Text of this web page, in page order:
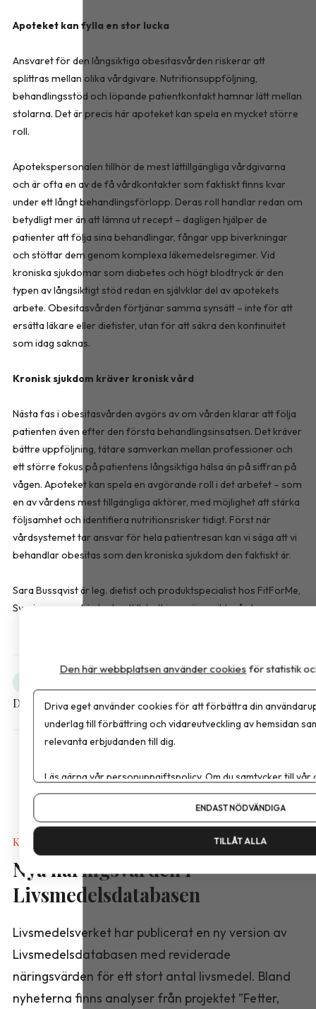
Apoteket kan fylla en stor lucka
Ansvaret för den långsiktiga obesitasvården riskerar att
splittras mellan olika vårdgivare. Nutritionsuppföljning,
behandlingsstöd och löpande patientkontakt hamnar lätt mellan
stolarna. Det är precis här apoteket kan spela en mycket större
roll.
Apotekspersonalen tillhör de mest lättillgängliga vårdgivarna
och är ofta en av de få vårdkontakter som faktiskt finns kvar
under ett långt behandlingsförlopp. Deras roll handlar redan om
betydligt mer än att lämna ut recept – dagligen hjälper de
patienter att följa sina behandlingar, fångar upp biverkningar
och stöttar dem genom komplexa läkemedelsregimer. Vid
kroniska sjukdomar som diabetes och högt blodtryck är den
typen av långsiktigt stöd redan en självklar del av apotekets
arbete. Obesitasvården förtjänar samma synsätt – inte för att
ersätta läkare eller dietister, utan för att säkra den kontinuitet
som idag saknas.
Kronisk sjukdom kräver kronisk vård
Nästa fas i obesitasvården avgörs av om vården klarar att följa
patienten även efter den första behandlingsinsatsen. Det kräver
bättre uppföljning, tätare samverkan mellan professioner och
ett större fokus på patientens långsiktiga hälsa än på siffran på
vågen. Apoteket kan spela en avgörande roll i det arbetet – som
en av vårdens mest tillgängliga aktörer, med möjlighet att stärka
följsamhet och identifiera nutritionsrisker tidigt. Först när
vårdsystemet tar ansvar för hela patientresan kan vi säga att vi
behandlar obesitas som den kroniska sjukdom den faktiskt är.
Sara Bussqvist är leg. dietist och produktspecialist hos FitForMe,
Sverige som erbjuder kosttillskott inom överviktsvård.
Dela artikeln
Kalkyler & Verktyg
Nya näringsvärden i
Livsmedelsdatabasen
Livsmedelsverket har publicerat en ny version av
Livsmedelsdatabasen med reviderade
näringsvärden för ett stort antal livsmedel. Bland
nyheterna finns analyser från projektet ”Fetter,
Den här webbplatsen använder cookies för statistik
Driva eget använder cookies för att förbättra din
underlag till förbättring och vidareutveckling av hemsidan
relevanta erbjudanden till dig.
Läs gärna vårpersonuppgiftspolicy. Om du samtycker till vår
Om du vill ändra ditt val i efterhand hittar du den möjligheten
ENDAST NÖDVÄNDIGA
TILLÅT ALLA